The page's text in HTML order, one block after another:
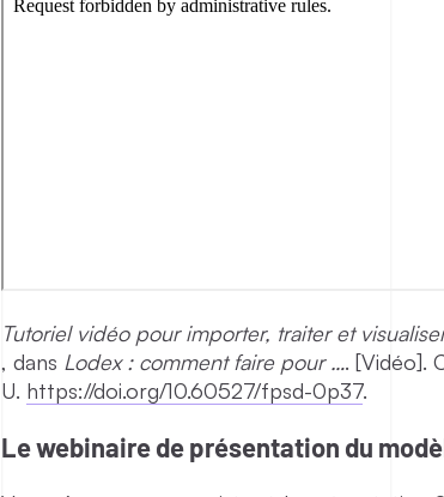
Tutoriel vidéo pour importer, traiter et
, dans Lodex : comment faire pour …. [Vidéo].
U. https://doi.org/10.60527/fpsd-0p37.
Le webinaire de présentation du